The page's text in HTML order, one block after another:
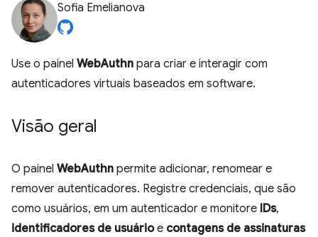
Sofia Emelianova
Use o painel WebAuthn para criar e interagir com
autenticadores virtuais baseados em software.
Visão geral
O painel WebAuthn permite adicionar, renomear e
remover autenticadores. Registre credenciais, que são
como usuários, em um autenticador e monitore IDs,
identificadores de usuárioe contagens de assinaturas